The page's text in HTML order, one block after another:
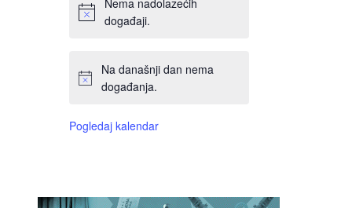
Nema nadolazećih
događaji.
Na današnji dan nema
događanja.
Pogledaj kalendar